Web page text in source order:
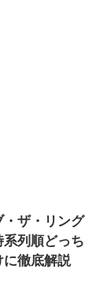
・ザ・リング
列順どっち
徹底解説